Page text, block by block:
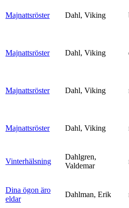
Majnattsröster Dahl, Viking
Majnattsröster Dahl, Viking
Majnattsröster Dahl, Viking
Majnattsröster Dahl, Viking
Vinterhälsning
Dahlgren,
Valdemar
Dina ögon äro
eldar
Dahlman, Erik